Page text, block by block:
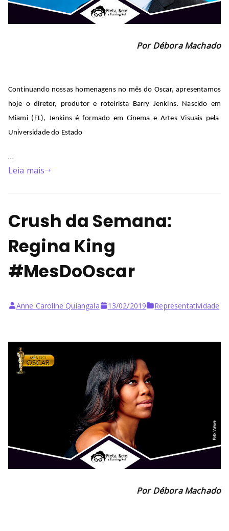
Por Débora Machado
Continuando nossas homenagensno mês do Oscar,apresentamos
hoje odiretor, produtor e roteirista Barry Jenkins. Nascido em
Miami (FL), Jenkinséformado em Cinema e ArtesVisuais pela
Universidadedo Estado
…
Leia mais
Crush da Semana:
Regina King
#MesDoOscar
Anne Caroline Quiangala 13/02/2019 Representatividade
Por Débora Machado